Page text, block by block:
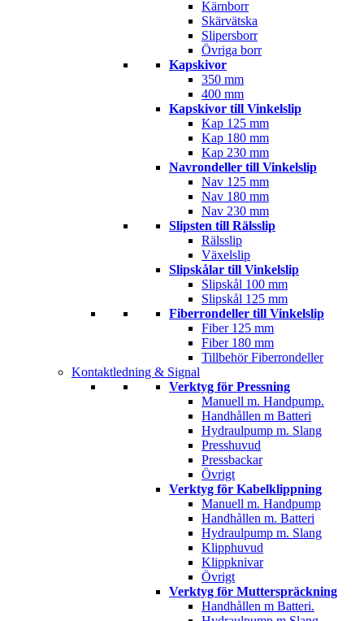
Kärnborr
Skärvätska
Slipersborr
Övriga borr
Kapskivor
350 mm
400 mm
Kapskivor till Vinkelslip
Kap 125 mm
Kap 180 mm
Kap 230 mm
Navrondeller till Vinkelslip
Nav 125 mm
Nav 180 mm
Nav 230 mm
Slipsten till Rälsslip
Rälsslip
Växelslip
Slipskålar till Vinkelslip
Slipskål 100 mm
Slipskål 125 mm
Fiberrondeller till Vinkelslip
Fiber 125 mm
Fiber 180 mm
Tillbehör Fiberrondeller
Kontaktledning & Signal
Verktyg för Pressning
Manuell m. Handpump.
Handhållen m Batteri
Hydraulpump m. Slang
Presshuvud
Pressbackar
Övrigt
Verktyg för Kabelklippning
Manuell m. Handpump
Handhållen m. Batteri
Hydraulpump m. Slang
Klipphuvud
Klippknivar
Övrigt
Verktyg för Mutterspräckning
Handhållen m Batteri.